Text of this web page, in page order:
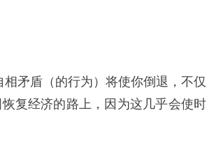
相矛盾（的行为）将使你倒退，不仅
复经济的路上，因为这几乎会使时